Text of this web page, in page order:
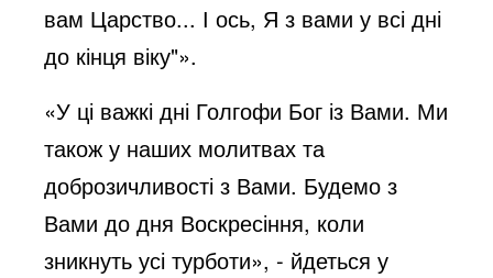
вам Царство... І ось, Я з вами у всі дні
до кінця віку"».
«У ці важкі дні Голгофи Бог із Вами. Ми
також у наших молитвах та
доброзичливості з Вами. Будемо з
Вами до дня Воскресіння, коли
зникнуть усі турботи», - йдеться у